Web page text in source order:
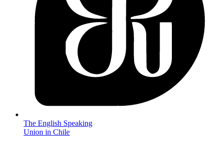
The English Speaking
Union in Chile